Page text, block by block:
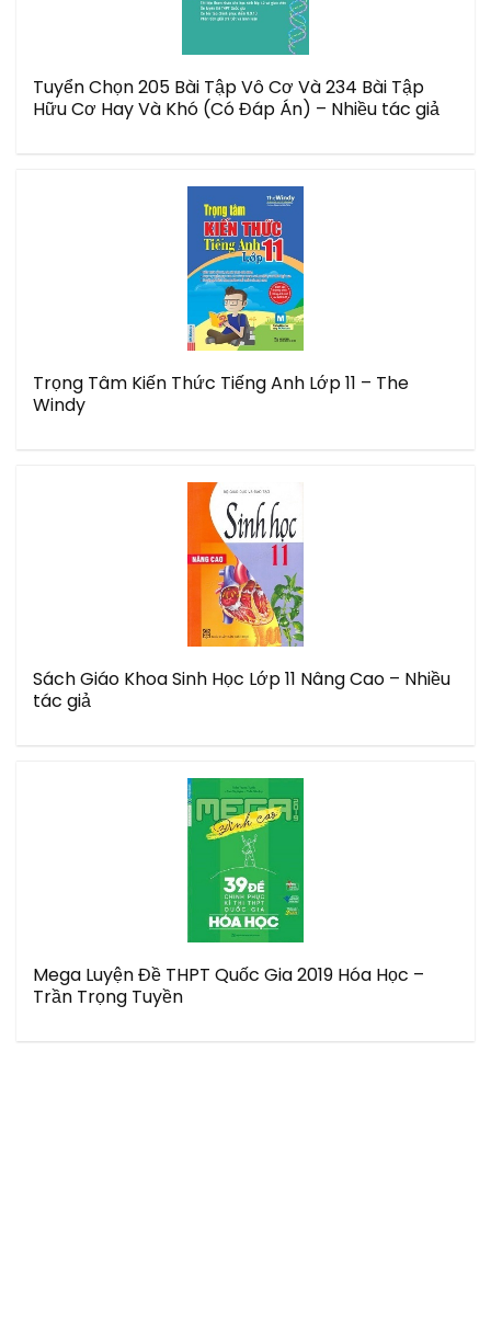
Tuyển Chọn 205 Bài Tập Vô Cơ Và 234 Bài Tập
Hữu Cơ Hay Và Khó (Có Đáp Án) – Nhiều tác giả
Trọng Tâm Kiến Thức Tiếng Anh Lớp 11 – The
Windy
Sách Giáo Khoa Sinh Học Lớp 11 Nâng Cao – Nhiều
tác giả
Mega Luyện Đề THPT Quốc Gia 2019 Hóa Học –
Trần Trọng Tuyền